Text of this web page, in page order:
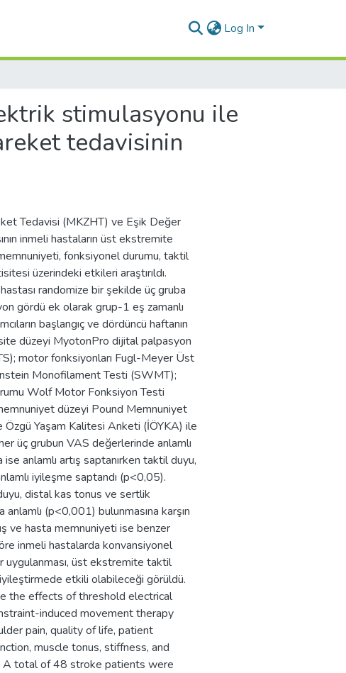
Log In
stimulasyonu ile
tedavisinin
Tedavisi (MKZHT) ve Eşik Değer
inmeli hastaların üst ekstremite
fonksiyonel durumu, taktil
üzerindeki etkileri araştırıldı.
randomize bir şekilde üç gruba
gördü ek olarak grup-1 eş zamanlı
başlangıç ve dördüncü haftanın
düzeyi MyotonPro dijital palpasyon
motor fonksiyonları Fugl-Meyer Üst
Monofilament Testi (SWMT);
Wolf Motor Fonksiyon Testi
düzeyi Pound Memnuniyet
Yaşam Kalitesi Anketi (İÖYKA) ile
üç grubun VAS değerlerinde anlamlı
anlamlı artış saptanırken taktil duyu,
iyileşme saptandı (p<0,05).
distal kas tonus ve sertlik
(p<0,001) bulunmasına karşın
ve hasta memnuniyeti ise benzer
inmeli hastalarda konvansiyonel
uygulanması, üst ekstremite taktil
etkili olabileceği görüldü.
the effects of threshold electrical
induced movement therapy
pain, quality of life, patient
muscle tonus, stiffness, and
A total of 48 stroke patients were